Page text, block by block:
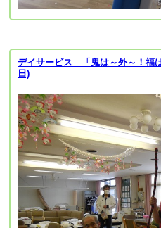
デイサービス 「鬼は～外～！福
日)